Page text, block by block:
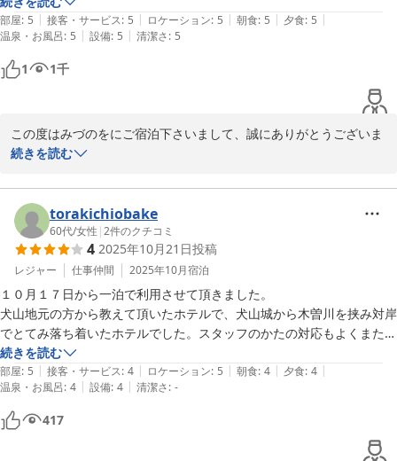
2026-02-02
でした。
女将さんも夕食時には一組一組とても丁寧に挨拶をされてあたたかい印
象を受けました。
お料理も豪華でどれも美味しくいただきました。
洗面所やトイレにペーパータオルが備え付けてあり清潔感があって良い
です。
部屋: 5 | 接客・サービス: 5 | ロケーション: 5 | 朝食: 5 | 夕食: 5 |
温泉・お風呂: 5 | 設備: 5 | 清潔さ: 5
1 1千
この度はみづのをにご宿泊下さいまして、誠にありがとうございま
す。またクチコミをお寄せ下さり、高い評価をいただきまして、重
いただき嬉しい限りでございます。私のようなものにまで嬉しいお
言葉をかけてくださり、大変恐縮しております。まだまだ至りませ
んが、一人でも多くのお客様に喜んでいただけるよ努めて参りま
す。また機会がございましたら、ぜひお母さまとご一緒にお越しく
ださいませ。この度はありがとうございました。
女将
犬山温泉 旬樹庵 八勝閣みづのを
2025-12-07
続きを読む
torakichiobake
60代/女性 |2件のクチコミ
4 2025年10月21日投稿
レジャー 仕事仲間 2025年10月宿泊
１０月１７日から一泊で利用させて頂きました。
犬山地元の方から教えて頂いたホテルで、犬山城から木曽川を挟み対岸
でとてみ落ち着いたホテルでした。スタッフのかたの対応もよくまた、
続きを読む
部屋: 5 | 接客・サービス: 4 | ロケーション: 5 | 朝食: 4 | 夕食: 4 |
温泉・お風呂: 4 | 設備: 4 | 清潔さ: -
417